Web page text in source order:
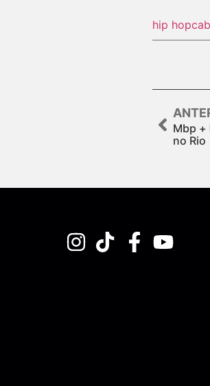
hip hop
Mbp +
no Rio